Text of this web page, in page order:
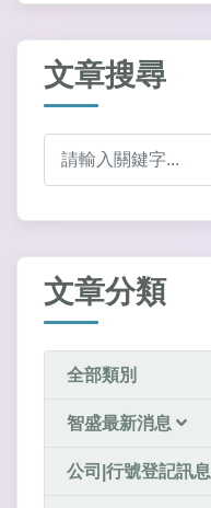
文章搜尋
文章分類
全部類別
智盛最新消息
公司|行號登記訊息